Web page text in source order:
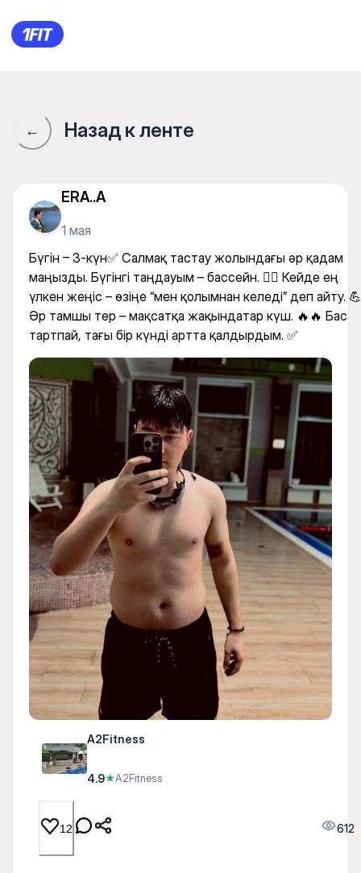
A2Fitness — Gym
← Назад к ленте
ERA..A
1 мая
Бүгін – 3-күн✅ Салмақ тастау жолындағы әр қадам
маңызды. Бүгінгі таңдауым – бассейн. 🏊‍♂️ Кейде ең
үлкен жеңіс – өзіңе “мен қолымнан келеді” деп айту. 💪
Әр тамшы тер – мақсатқа жақындатар күш. 🔥🔥 Бас
тартпай, тағы бір күнді артта қалдырдым. ✅
A2Fitness
4.9★A2Fitness
12 612